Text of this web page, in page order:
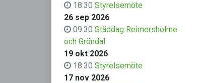
18:30 Styrelsemöte
26 sep 2026
09:30 Städdag Reimersholme
och Gröndal
19 okt 2026
18:30 Styrelsemöte
17 nov 2026